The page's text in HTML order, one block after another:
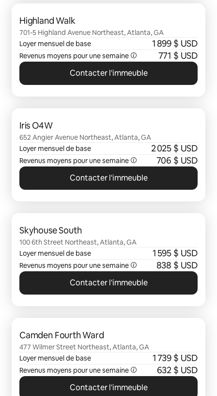
Highland Walk
701-5 Highland Avenue Northeast, Atlanta, GA
Loyer mensuel de base
1 899 $ USD
Revenus moyens pour une semaine 771 $ USD
Contacter l'immeuble
Iris O4W
652 Angier Avenue Northeast, Atlanta, GA
Loyer mensuel de base
2 025 $ USD
Revenus moyens pour une semaine 706 $ USD
Contacter l'immeuble
Skyhouse South
100 6th Street Northeast, Atlanta, GA
Loyer mensuel de base
1 595 $ USD
Revenus moyens pour une semaine 838 $ USD
Contacter l'immeuble
Camden Fourth Ward
477 Wilmer Street Northeast, Atlanta, GA
Loyer mensuel de base
1 739 $ USD
Revenus moyens pour une semaine 632 $ USD
Contacter l'immeuble